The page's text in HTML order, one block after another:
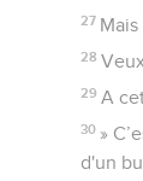
27
28
29 A
30 »
d'un